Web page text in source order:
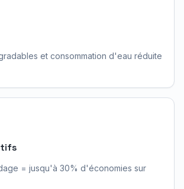
et consommation d'eau réduite
= jusqu'à 30% d'économies sur